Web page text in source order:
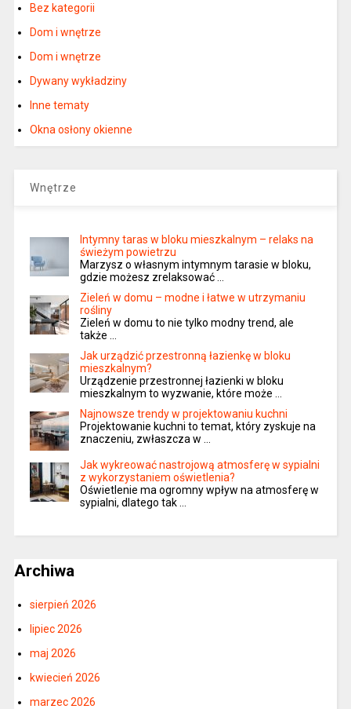
Bez kategorii
Dom i wnętrze
Dom i wnętrze
Dywany wykładziny
Inne tematy
Okna osłony okienne
Wnętrze
Intymny taras w bloku mieszkalnym – relaks na
świeżym powietrzu
Marzysz o własnym intymnym tarasie w bloku,
gdzie możesz zrelaksować …
Zieleń w domu – modne i łatwe w utrzymaniu
rośliny
Zieleń w domu to nie tylko modny trend, ale
także …
Jak urządzić przestronną łazienkę w bloku
mieszkalnym?
Urządzenie przestronnej łazienki w bloku
mieszkalnym to wyzwanie, które może …
Najnowsze trendy w projektowaniu kuchni
Projektowanie kuchni to temat, który zyskuje na
znaczeniu, zwłaszcza w …
Jak wykreować nastrojową atmosferę w sypialni
z wykorzystaniem oświetlenia?
Oświetlenie ma ogromny wpływ na atmosferę w
sypialni, dlatego tak …
Archiwa
sierpień 2026
lipiec 2026
maj 2026
kwiecień 2026
marzec 2026